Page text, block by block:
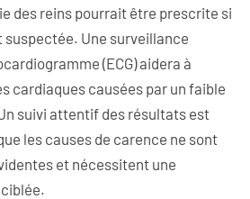
des reins pourrait être prescrite si
suspectée. Une surveillance
(ECG) aidera à
cardiaques causées par un faible
suivi attentif des résultats est
les causes de carence ne sont
et nécessitent une